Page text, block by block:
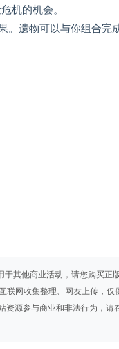
机的机会。
。遗物可以与你组合完
其他商业活动，请您购买正
联网收集整理、网友上传，仅
资源参与商业和非法行为，请